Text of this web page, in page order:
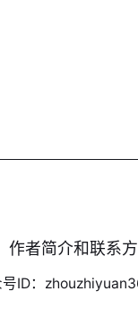
作者简介和联系
ID：